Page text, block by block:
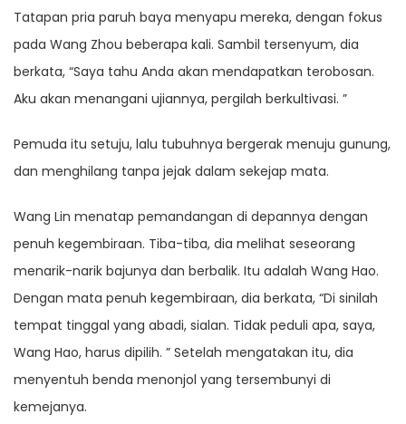
Tatapan pria paruh baya menyapu mereka, dengan fokus
pada Wang Zhou beberapa kali. Sambil tersenyum, dia
berkata, “Saya tahu Anda akan mendapatkan terobosan.
Aku akan menangani ujiannya, pergilah berkultivasi. ”
Pemuda itu setuju, lalu tubuhnya bergerak menuju gunung,
dan menghilang tanpa jejak dalam sekejap mata.
Wang Lin menatap pemandangan di depannya dengan
penuh kegembiraan. Tiba-tiba, dia melihat seseorang
menarik-narik bajunya dan berbalik. Itu adalah Wang Hao.
Dengan mata penuh kegembiraan, dia berkata, “Di sinilah
tempat tinggal yang abadi, sialan. Tidak peduli apa, saya,
Wang Hao, harus dipilih. ” Setelah mengatakan itu, dia
menyentuh benda menonjol yang tersembunyi di
kemejanya.